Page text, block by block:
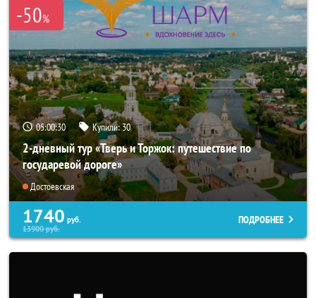
-50%
05:00:28 Купили:30
2-дневный тур «Тверь и Торжок: путешествие по
государевой дороге»
Достоевская
1740 руб.
13900руб.
ПОДРОБНЕЕ